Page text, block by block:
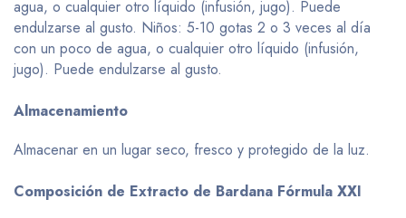
agua, o cualquier otro líquido (infusión, jugo). Puede
endulzarse al gusto. Niños: 5-10 gotas 2 o 3 veces al día
con un poco de agua, o cualquier otro líquido (infusión,
jugo). Puede endulzarse al gusto.
Almacenamiento
Almacenar en un lugar seco, fresco y protegido de la luz.
Composición de Extracto de Bardana Fórmula XXI